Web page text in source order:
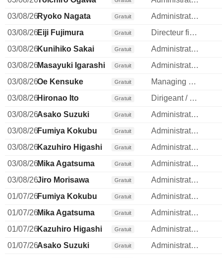
03/08/26Ryoko Nagata Gratuit
Administrateur
03/08/26Eiji Fujimura Gratuit
Directeur financier
03/08/26Kunihiko Sakai Gratuit
Administrateur
03/08/26Masayuki Igarashi Gratuit
Administrateur
03/08/26Oe Kensuke Gratuit
Managing Executive Officer
03/08/26Hironao Ito Gratuit
Dirigeant / cadre principal
03/08/26Asako Suzuki Gratuit
Administrateur
03/08/26Fumiya Kokubu Gratuit
Administrateur
03/08/26Kazuhiro Higashi Gratuit
Administrateur
03/08/26Mika Agatsuma Gratuit
Administrateur
03/08/26Jiro Morisawa Gratuit
Administrateur
01/07/26Fumiya Kokubu Gratuit
Administrateur
01/07/26Mika Agatsuma Gratuit
Administrateur
01/07/26Kazuhiro Higashi Gratuit
Administrateur
01/07/26Asako Suzuki Gratuit
Administrateur